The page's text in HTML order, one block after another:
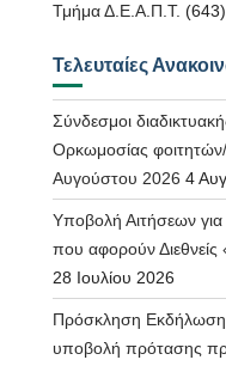
Τμήμα Δ.Ε.Α.Π.Τ. (643)
Τελευταίες
Σύνδεσμοι
Ορκωμοσίας
Αυγούστου 2026 4
Υποβολή Αιτήσεων
που αφορούν Διεθνείς
28 Ιουλίου 2026
Πρόσκληση
υποβολή πρότασης